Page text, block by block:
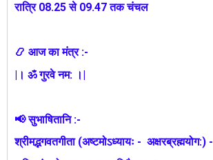
रात्रि 08.25 से 09.47 तक चंचल
📿 आज का मंत्र :-
|। ॐ गुरवे नम: ।|
📢 सुभाषितानि :-
श्रीमद्भगवतगीता (अष्टमोऽध्यायः - अक्षरब्रह्मयोग:) -